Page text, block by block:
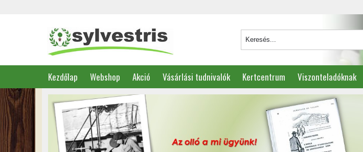
Kezdőlap Webshop Akció Vásárlási tudnivalók Kertcentrum Viszonteladóknak